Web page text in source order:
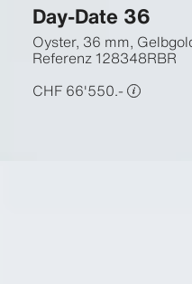
Day-Date 36
Oyster, 36 mm,
Referenz128348RBR
CHF 66'550.-